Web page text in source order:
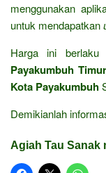
menggunakan
untuk mendapatkan
Harga ini berlaku
Payakumbuh
Kota Payakumbuh
Demikianlah
Agiah Tau Sanak